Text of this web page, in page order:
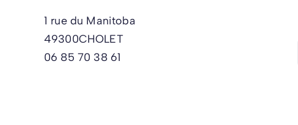
1 rue du Manitoba
49300CHOLET
06 85 70 38 61